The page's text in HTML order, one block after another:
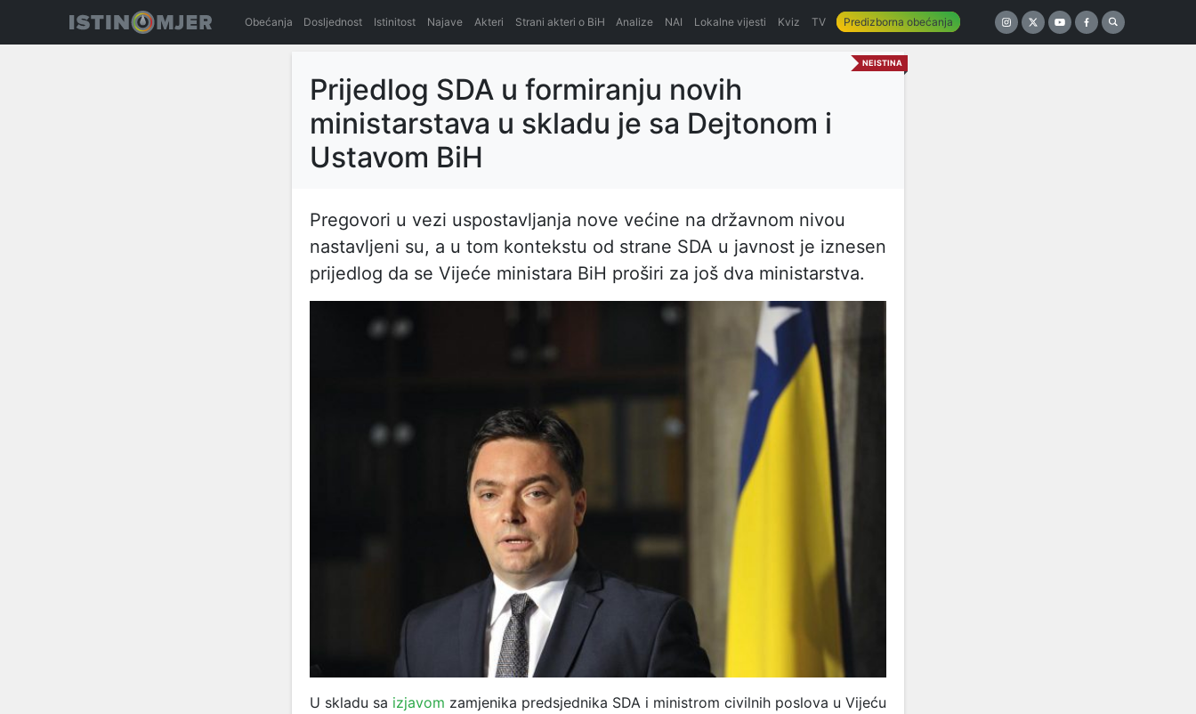
Obećanja Dosljednost Istinitost Najave Akteri Strani akteri o BiH Analize NAI Lokalne vijesti Kviz TV Predizborna obećanja
NEISTINA
Prijedlog SDA u formiranju novih
ministarstava u skladu je sa Dejtonom i
Ustavom BiH
Pregovori u vezi uspostavljanja nove većine na državnom nivou
nastavljeni su, a u tom kontekstu od strane SDA u javnost je iznesen
prijedlog da se Vijeće ministara BiH proširi za još dva ministarstva.
U skladu sa izjavom zamjenika predsjednika SDA i ministrom civilnih poslova u Vijeću